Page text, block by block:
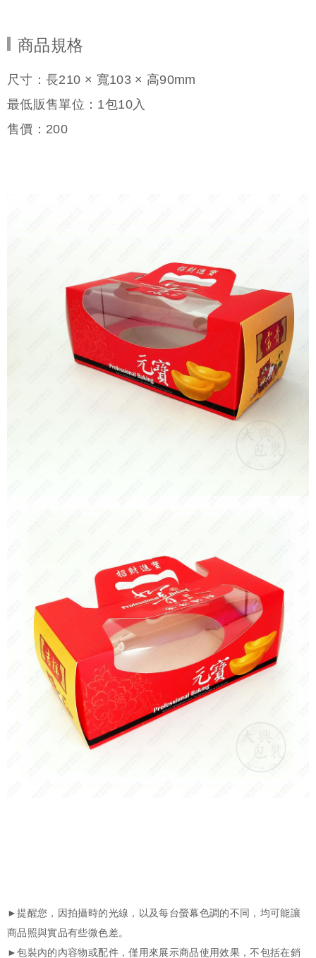
商品規格
尺寸：長210 × 寬103 × 高90mm
最低販售單位：1包10入
售價： 200